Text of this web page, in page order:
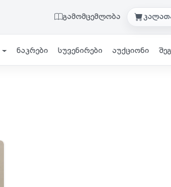
გამომცემლობა
ნაკრები სუვენირები აუქციონი